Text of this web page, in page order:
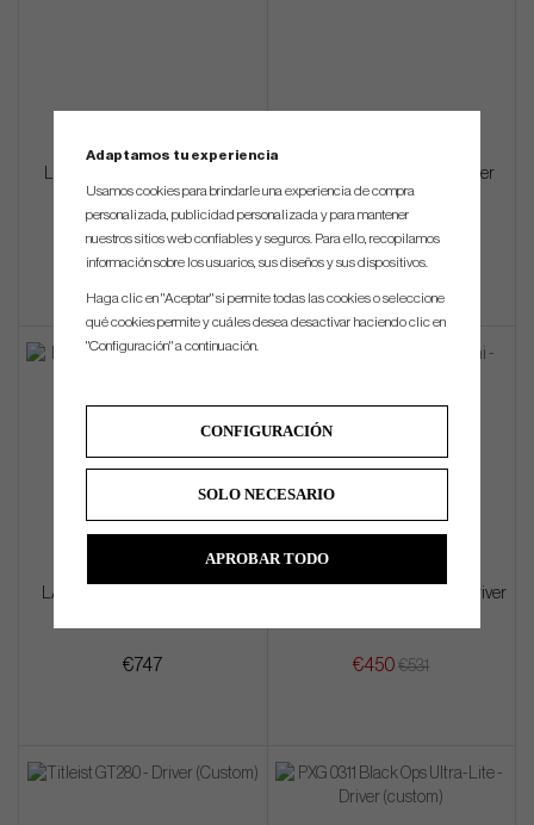
LA Golf - FACE ID: 9-9 - Driver
(custom)
€747
LA Golf - FACE ID: 10-10 - Driver
(custom)
€747
LA Golf - FACE ID: 12-11 - Driver
€747
TaylorMade R7 Quad Mini - Driver
€450 €531
Adaptamos tu experiencia
Usamos cookies para brindarle una experiencia de compra
personalizada, publicidad personalizada y para mantener
nuestros sitios web confiables y seguros. Para ello, recopilamos
información sobre los usuarios, sus diseños y sus dispositivos.
Haga clic en "Aceptar" si permite todas las cookies o seleccione
qué cookies permite y cuáles desea desactivar haciendo clic en
"Configuración" a continuación.
CONFIGURACIÓN
SOLO NECESARIO
APROBAR TODO